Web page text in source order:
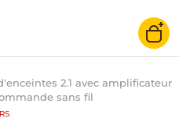
2.1 avec amplificateur
sans fil